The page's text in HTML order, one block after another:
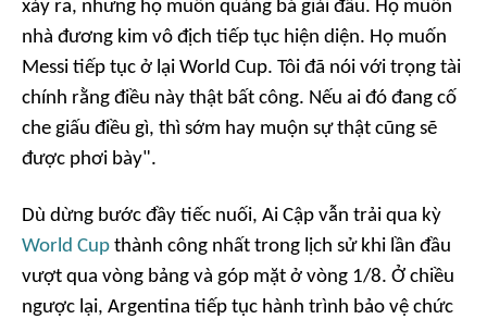
xảy ra, nhưng họ muốn quảng bá giải đấu. Họ muốn
nhà đương kim vô địch tiếp tục hiện diện. Họ muốn
Messi tiếp tục ở lại World Cup. Tôi đã nói với trọng tài
chính rằng điều này thật bất công. Nếu ai đó đang cố
che giấu điều gì, thì sớm hay muộn sự thật cũng sẽ
được phơi bày".
Dù dừng bước đầy tiếc nuối, Ai Cập vẫn trải qua kỳ
World Cup thành công nhất trong lịch sử khi lần đầu
vượt qua vòng bảng và góp mặt ở vòng 1/8. Ở chiều
ngược lại, Argentina tiếp tục hành trình bảo vệ chức